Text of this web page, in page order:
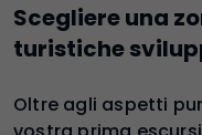
Scegliere una
turistiche
Oltre agli aspetti